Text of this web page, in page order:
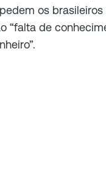
os
“falta de